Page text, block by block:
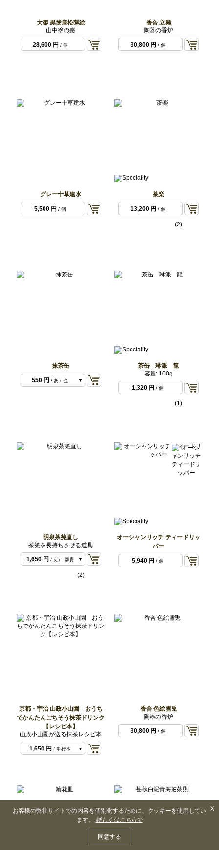
大棗 黒塗唐松蒔絵
山中塗の棗
28,600 円 / 個
香合 立雛
陶器の香炉
30,800 円 / 個
グレー十草建水
5,500 円 / 個
茶楽
13,200 円 / 個
(2)
抹茶缶
550 円 / あ）金
茶缶 琳派 龍
容量: 100g
1,320 円 / 個
(1)
明泉茶筅直し
茶筅を長持ちさせる道具
1,650 円/ あ）黒結
晶
1,650 円/ う）赤錆
1,650 円 / え) 群青
(2)
オーシャンリッチ ティードリッ
パー
5,940 円 / 個
京都・宇治 山政小山園 おうち
でかんたんごちそう抹茶ドリンク
【レシピ本】
山政小山園が送る抹茶レシピ本
1,650 円 / 単行本
（ソフトカバー）
香合 色絵雪兎
陶器の香炉
30,800 円 / 個
X
お客様の弊社サイトでの内容を個別化するために、クッキーを使用してい
ます。 詳しくはこちらで
同意する